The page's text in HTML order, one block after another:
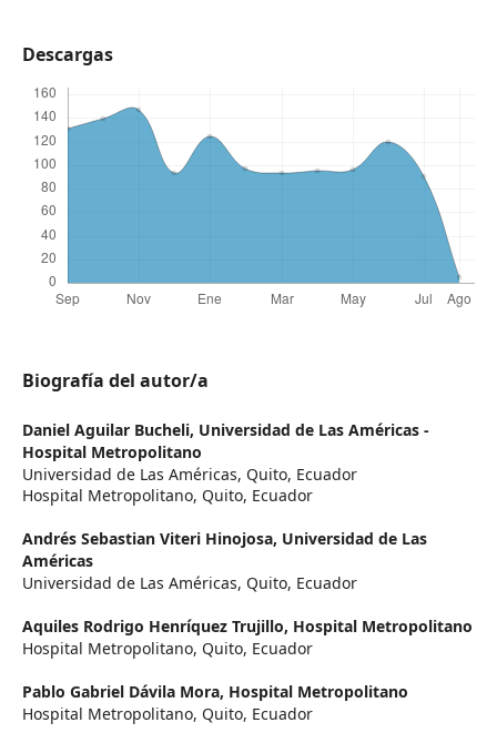
Descargas
Biografía del autor/a
Daniel Aguilar Bucheli, Universidad de Las Américas -
Hospital Metropolitano
Universidad de Las Américas, Quito, Ecuador
Hospital Metropolitano, Quito, Ecuador
Andrés Sebastian Viteri Hinojosa, Universidad de Las
Américas
Universidad de Las Américas, Quito, Ecuador
Aquiles Rodrigo Henríquez Trujillo, Hospital Metropolitano
Hospital Metropolitano, Quito, Ecuador
Pablo Gabriel Dávila Mora, Hospital Metropolitano
Hospital Metropolitano, Quito, Ecuador